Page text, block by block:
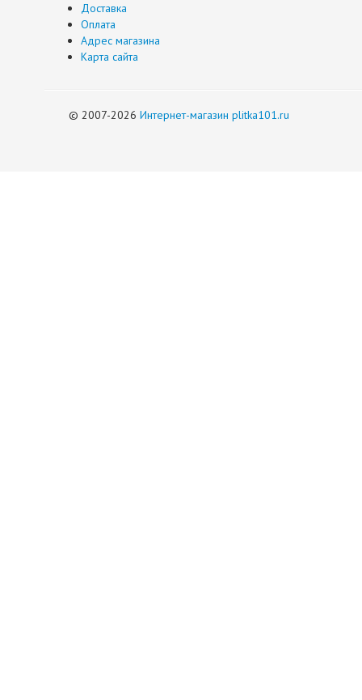
Доставка
Оплата
Адрес магазина
Карта сайта
© 2007-2026 Интернет-магазин plitka101.ru